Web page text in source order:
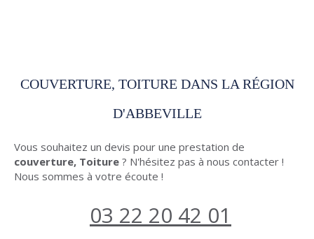
COUVERTURE, TOITURE DANS LA RÉGION
D'ABBEVILLE
Vous souhaitez un devis pour une prestation de
couverture, Toiture ? N'hésitez pas à nous contacter !
Nous sommes à votre écoute !
03 22 20 42 01